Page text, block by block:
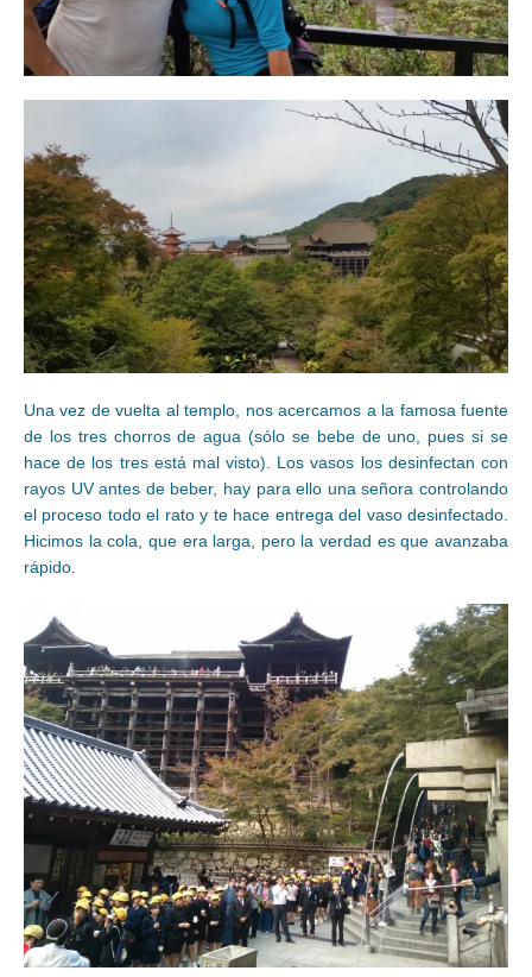
Una vez de vuelta al templo, nos acercamos a la famosa fuente
de los tres chorros de agua (sólo se bebe de uno, pues si se
hace de los tres está mal visto). Los vasos los desinfectan con
rayos UV antes de beber, hay para ello una señora controlando
el proceso todo el rato y te hace entrega del vaso desinfectado.
Hicimos la cola, que era larga, pero la verdad es que avanzaba
rápido.